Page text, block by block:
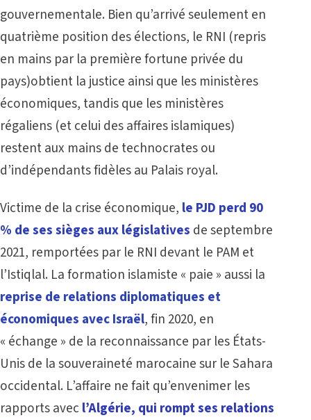
gouvernementale. Bien qu’arrivé seulement en
quatrième position des élections, le RNI (repris
en mains par la première fortune privée du
pays)obtient la justice ainsi que les ministères
économiques, tandis que les ministères
régaliens (et celui des affaires islamiques)
restent aux mains de technocrates ou
d’indépendants fidèles au Palais royal.
Victime de la crise économique, le PJD perd 90
% de ses sièges aux législatives de septembre
2021, remportées par le RNI devant le PAM et
l’Istiqlal. La formation islamiste « paie » aussi la
reprise de relations diplomatiques et
économiques avec Israël, fin 2020, en
« échange » de la reconnaissance par les États-
Unis de la souveraineté marocaine sur le Sahara
occidental. L’affaire ne fait qu’envenimer les
rapports avec l’Algérie, qui rompt ses relations